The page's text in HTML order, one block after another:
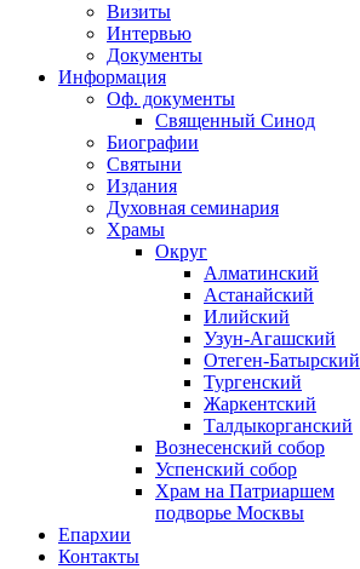
Визиты
Интервью
Документы
Информация
Оф. документы
Священный Синод
Биографии
Святыни
Издания
Духовная семинария
Храмы
Округ
Алматинский
Астанайский
Илийский
Узун-Агашский
Отеген-Батырский
Тургенский
Жаркентский
Талдыкорганский
Вознесенский собор
Успенский собор
Храм на Патриаршем
подворье Москвы
Епархии
Контакты